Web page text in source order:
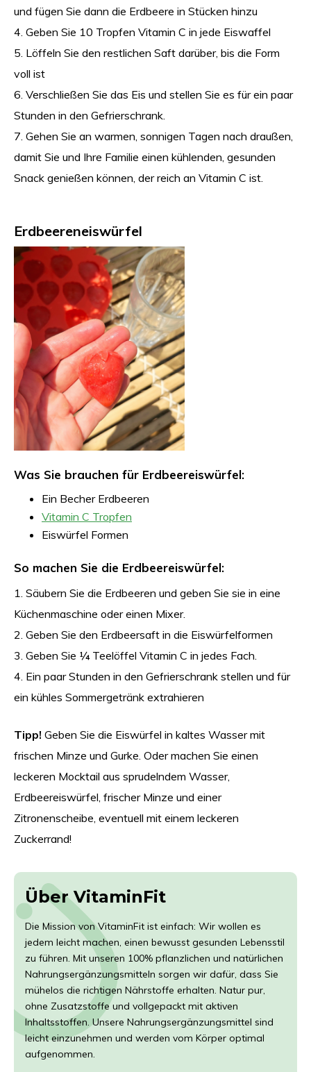
und fügen Sie dann die Erdbeere in Stücken hinzu
4. Geben Sie 10 Tropfen Vitamin C in jede Eiswaffel
5. Löffeln Sie den restlichen Saft darüber, bis die Form
voll ist
6. Verschließen Sie das Eis und stellen Sie es für ein paar
Stunden in den Gefrierschrank.
7. Gehen Sie an warmen, sonnigen Tagen nach draußen,
damit Sie und Ihre Familie einen kühlenden, gesunden
Snack genießen können, der reich an Vitamin C ist.
Erdbeereneiswürfel
Was Sie brauchen für Erdbeereiswürfel:
Ein Becher Erdbeeren
Vitamin C Tropfen
Eiswürfel Formen
So machen Sie die Erdbeereiswürfel:
1. Säubern Sie die Erdbeeren und geben Sie sie in eine
Küchenmaschine oder einen Mixer.
2. Geben Sie den Erdbeersaft in die Eiswürfelformen
3. Geben Sie ¼ Teelöffel Vitamin C in jedes Fach.
4. Ein paar Stunden in den Gefrierschrank stellen und für
ein kühles Sommergetränk extrahieren
Tipp! Geben Sie die Eiswürfel in kaltes Wasser mit
frischen Minze und Gurke. Oder machen Sie einen
leckeren Mocktail aus sprudelndem Wasser,
Erdbeereiswürfel, frischer Minze und einer
Zitronenscheibe, eventuell mit einem leckeren
Zuckerrand!
Über VitaminFit
Die Mission von VitaminFit ist einfach: Wir wollen es
jedem leicht machen, einen bewusst gesunden Lebensstil
zu führen. Mit unseren 100% pflanzlichen und natürlichen
Nahrungsergänzungsmitteln sorgen wir dafür, dass Sie
mühelos die richtigen Nährstoffe erhalten. Natur pur,
ohne Zusatzstoffe und vollgepackt mit aktiven
Inhaltsstoffen. Unsere Nahrungsergänzungsmittel sind
leicht einzunehmen und werden vom Körper optimal
aufgenommen.